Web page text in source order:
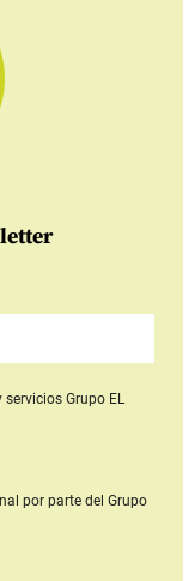
serviciosGrupo EL
por parte del Grupo